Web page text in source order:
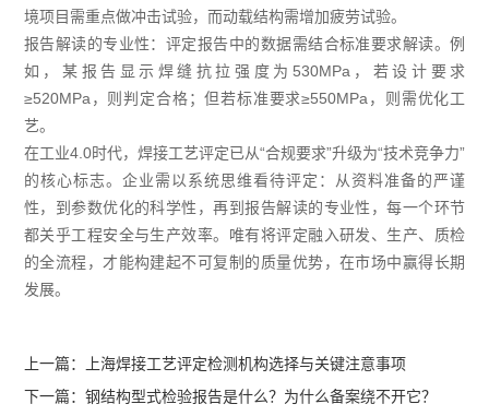
境项目需重点做冲击试验，而动载结构需增加疲劳试验。
报告解读的专业性：评定报告中的数据需结合标准要求解读。例
如，某报告显示焊缝抗拉强度为530MPa，若设计要求
≥520MPa，则判定合格；但若标准要求≥550MPa，则需优化工
艺。
在工业4.0时代，焊接工艺评定已从“合规要求”升级为“技术竞争力”
的核心标志。企业需以系统思维看待评定：从资料准备的严谨
性，到参数优化的科学性，再到报告解读的专业性，每一个环节
都关乎工程安全与生产效率。唯有将评定融入研发、生产、质检
的全流程，才能构建起不可复制的质量优势，在市场中赢得长期
发展。
上一篇：
上海焊接工艺评定检测机构选择与关键注意事项
下一篇： 钢结构型式检验报告是什么？为什么备案绕不开它？